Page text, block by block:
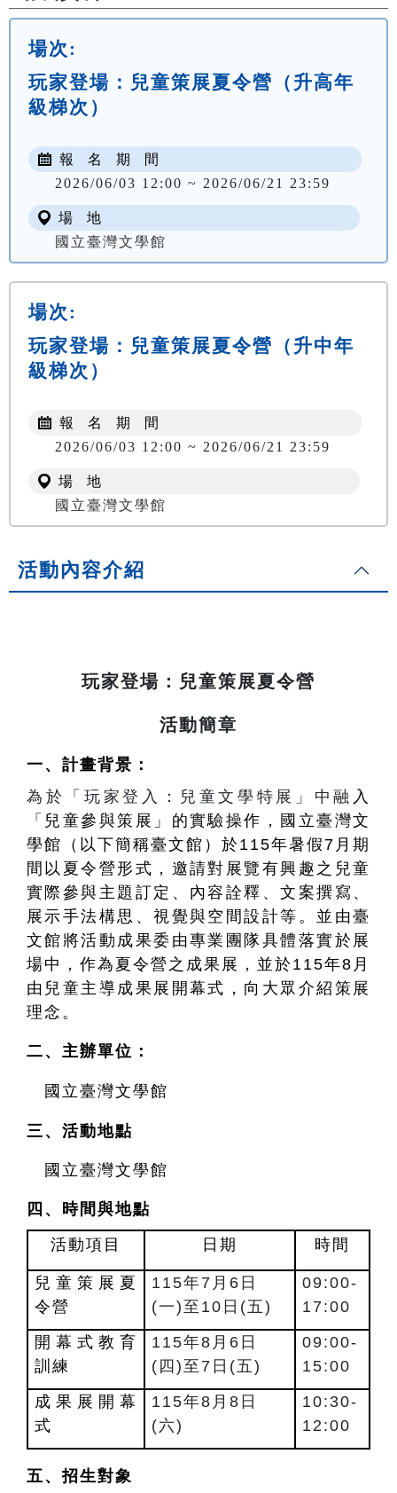
場次:
玩家登場：兒童策展夏令營（升高年
級梯次）
報 名 期 間
2026/06/03 12:00 ~ 2026/06/21 23:59
場 地
國立臺灣文學館
場次:
玩家登場：兒童策展夏令營（升中年
級梯次）
報 名 期 間
2026/06/03 12:00 ~ 2026/06/21 23:59
場 地
國立臺灣文學館
活動內容介紹
玩家登場：兒童策展夏令營
活動簡章
一、計畫背景：
為於「玩家登入：兒童文學特展」中融 入
「兒童參與策展」的實驗操作，國立臺灣文
學館（以下簡稱臺文館）於115年暑假7月期
間以夏令營形式，邀請對展覽有興趣之兒童
實際參與主題訂定、內容詮釋、文案撰寫、
展示手法構思、視覺與空間設計等。並由臺
文館將活動成果委由專業團隊具體落實於展
場中，作為夏令營之成果展，並於115年8月
由兒童主導成果展開幕式，向大眾介紹策展
理念。
二、主辦單位：
國立臺灣文學館
三、活動地點
國立臺灣文學館
四、時間與地點
活動項目
日期 時間
兒童策展夏
令營
115年7月6日
(一)至10日(五)
09:00-
17:00
開幕式教育
訓練
115年8月6日
(四)至7日(五)
09:00-
15:00
成果展開幕
式
115年8月8日
(六)
10:30-
12:00
五、招生對象